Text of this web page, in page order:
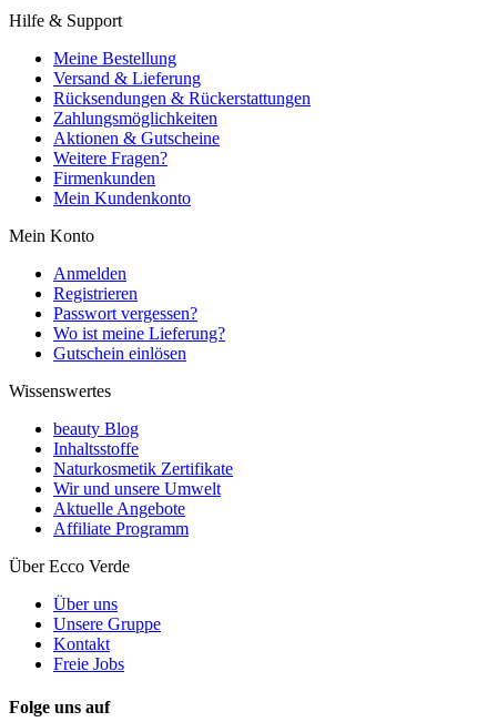
Hilfe & Support
Meine Bestellung
Versand & Lieferung
Rücksendungen & Rückerstattungen
Zahlungsmöglichkeiten
Aktionen & Gutscheine
Weitere Fragen?
Firmenkunden
Mein Kundenkonto
Mein Konto
Anmelden
Registrieren
Passwort vergessen?
Wo ist meine Lieferung?
Gutschein einlösen
Wissenswertes
beauty Blog
Inhaltsstoffe
Naturkosmetik Zertifikate
Wir und unsere Umwelt
Aktuelle Angebote
Affiliate Programm
Über Ecco Verde
Über uns
Unsere Gruppe
Kontakt
Freie Jobs
Folge uns auf